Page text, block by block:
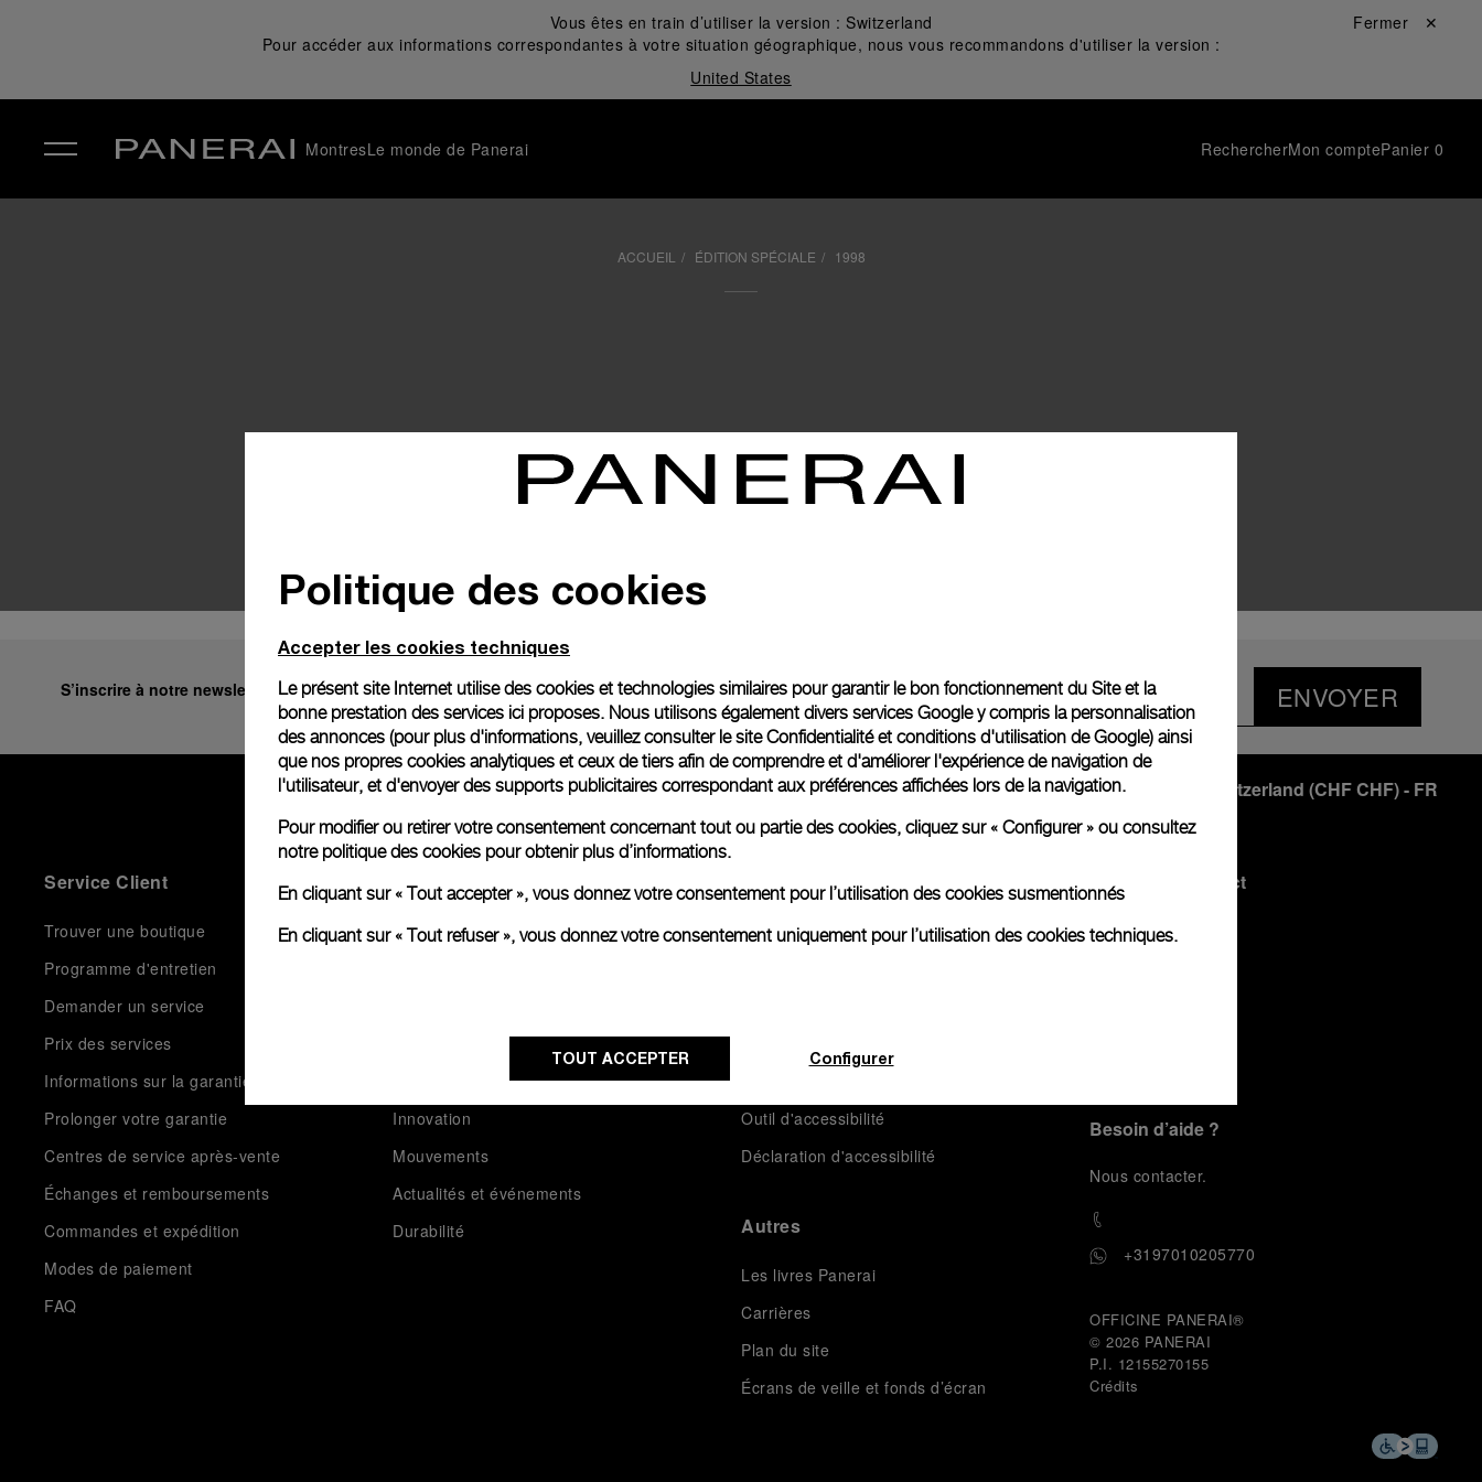
Vous êtes en train d’utiliser la version : Switzerland
Pour accéder aux informations correspondantes à votre situation géographique, nous vous recommandons d'utiliser la version :
United States
Fermer ✕
MontresLe monde de Panerai RechercherMon comptePanier 0
ACCUEIL ÉDITION SPÉCIALE 1998
S’inscrire à notre newsletter ENVOYER
Switzerland (CHF CHF)- FR
Service Client
Trouver une boutique
Programme d'entretien
Demander un service
Prix des services
Informations sur la garantie
Prolonger votre garantie
Centres de service après-vente
Échanges et remboursements
Commandes et expédition
Modes de paiement
FAQ
Le Monde De Panerai
Histoire
Matériaux haut de gamme
Innovation
Mouvements
Actualités et événements
Durabilité
Mentions Légales
Conditions d’utilisation
Outil d'accessibilité
Déclaration d'accessibilité
Autres
Les livres Panerai
Carrières
Plan du site
Écrans de veille et fonds d’écran
Rester en contact
Instagram
Besoin d’aide ?
Nous contacter.
+3197010205770
OFFICINE PANERAI®
© 2026 PANERAI
P.I. 12155270155
Crédits
Politique des cookies
Accepter les cookies techniques
Le présent site Internet utilise des cookies et technologies similaires pour garantir le bon fonctionnement du Site et la
bonne prestation des services ici proposes. Nous utilisons également divers services Google y compris la personnalisation
des annonces (pour plus d'informations, veuillez consulter lesite Confidentialité et conditions d'utilisation de Google) ainsi
que nos propres cookies analytiques et ceux de tiers afin de comprendre et d'améliorer l'expérience de navigation de
l'utilisateur, et d'envoyer des supports publicitaires correspondant aux préférences affichées lors de la navigation.
Pour modifier ou retirer votre consentement concernant tout ou partie des cookies, cliquez sur « Configurer » ou consultez
notre politique des cookies pour obtenir plus d’informations.
En cliquant sur « Tout accepter », vous donnez votre consentement pour l’utilisation des cookies susmentionnés
En cliquant sur « Tout refuser », vous donnez votre consentement uniquement pour l’utilisation des cookies techniques.
TOUT ACCEPTER Configurer